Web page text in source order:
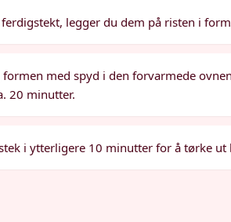
legger du dem på risten i
formen med spyd i den forvarmede
20 minutter.
i ytterligere 10 minutter for å tørke ut